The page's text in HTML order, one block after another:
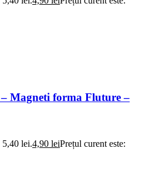
Magneti forma Fluture –
lei.4,90 leiPrețul curent este: